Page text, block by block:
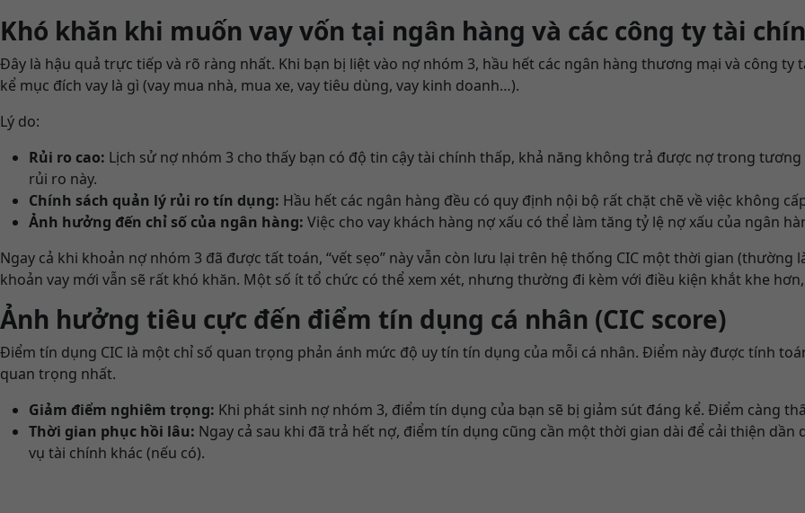
Khó khăn khi muốn vay vốn tại ngân hàng và các công ty tài
Đây là hậu quả trực tiếp và rõ ràng nhất. Khi bạn bị liệt vào nợ nhóm 3, hầu hết các ngân hàng thương mại và công ty
kể mục đích vay là gì (vay mua nhà, mua xe, vay tiêu dùng, vay kinh doanh…).
Lý do:
Rủi ro cao: Lịch sử nợ nhóm 3 cho thấy bạn có độ tin cậy tài chính thấp, khả năng không trả được nợ trong
rủi ro này.
Chính sách quản lý rủi ro tín dụng: Hầu hết các ngân hàng đều có quy định nội bộ rất chặt chẽ về việc không
Ảnh hưởng đến chỉ số của ngân hàng: Việc cho vay khách hàng nợ xấu có thể làm tăng tỷ lệ nợ xấu của ngân
Ngay cả khi khoản nợ nhóm 3 đã được tất toán, “vết sẹo” này vẫn còn lưu lại trên hệ thống CIC một thời gian (thường
khoản vay mới vẫn sẽ rất khó khăn. Một số ít tổ chức có thể xem xét, nhưng thường đi kèm với điều kiện khắt khe
Ảnh hưởng tiêu cực đến điểm tín dụng cá nhân (CIC score)
Điểm tín dụng CIC là một chỉ số quan trọng phản ánh mức độ uy tín tín dụng của mỗi cá nhân. Điểm này được tính
quan trọng nhất.
Giảm điểm nghiêm trọng: Khi phát sinh nợ nhóm 3, điểm tín dụng của bạn sẽ bị giảm sút đáng kể. Điểm càng
Thời gian phục hồi lâu: Ngay cả sau khi đã trả hết nợ, điểm tín dụng cũng cần một thời gian dài để cải thiện
vụ tài chính khác (nếu có).